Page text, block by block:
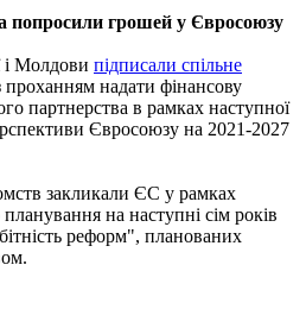
попросили грошей у Євросоюзу
і Молдови підписали спільне
проханням надати фінансову
партнерства в рамках наступної
Євросоюзу на 2021-2027
закликали ЄС у рамках
на наступні сім років
реформ", планованих